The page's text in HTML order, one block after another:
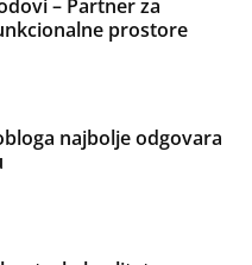
– Partner za
prostore
najbolje odgovara